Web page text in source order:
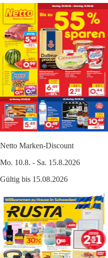
Netto Marken-Discount
Mo. 10.8. - Sa. 15.8.2026
Gültig bis 15.08.2026